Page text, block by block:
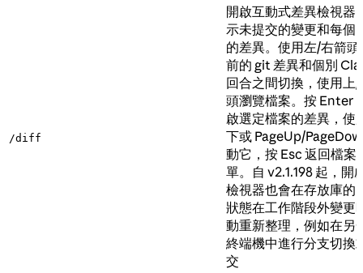
/diff
開啟互動式差異檢視器
示未提交的變更和每個
的差異。使用左/右箭頭
前的 git 差異和個別
回合之間切換，使用上/
頭瀏覽檔案。按 Enter
啟選定檔案的差異，使
下或 PageUp/
動它，按 Esc 返回檔案
單。自 v2.1.198 起，開
檢視器也會在存放庫的
狀態在工作階段外變更
動重新整理，例如在另
終端機中進行分支切換
交